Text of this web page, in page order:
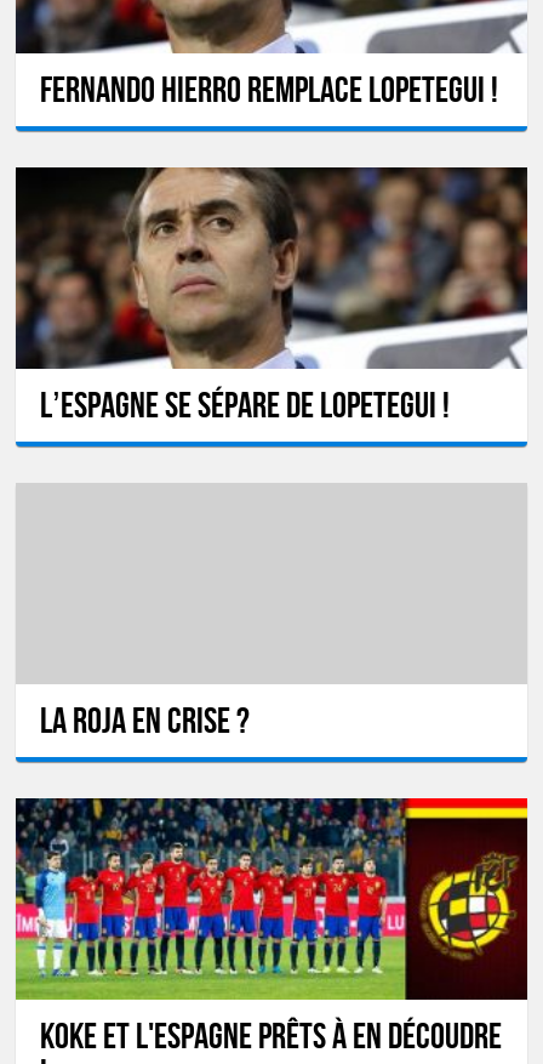
Fernando Hierro remplace Lopetegui !
L’Espagne se sépare de Lopetegui !
La Roja en crise ?
Koke et l'Espagne prêts à en découdre